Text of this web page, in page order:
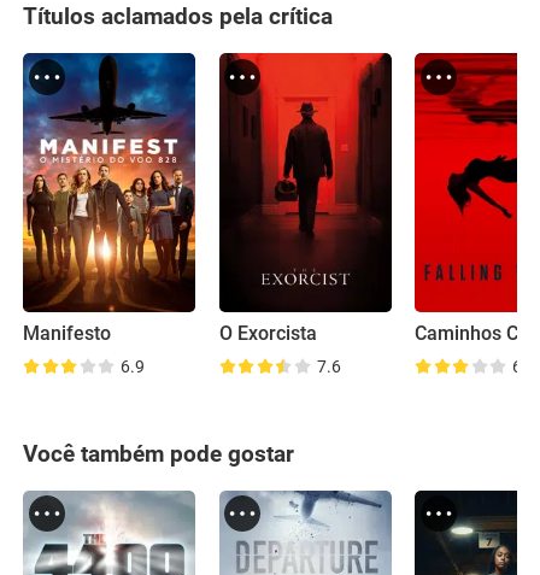
Títulos aclamados pela crítica
Manifesto
6.9
O Exorcista
7.6 6.4
Você também pode gostar